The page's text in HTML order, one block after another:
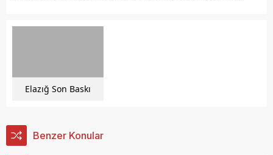
Elazığ Son Baskı
Benzer Konular